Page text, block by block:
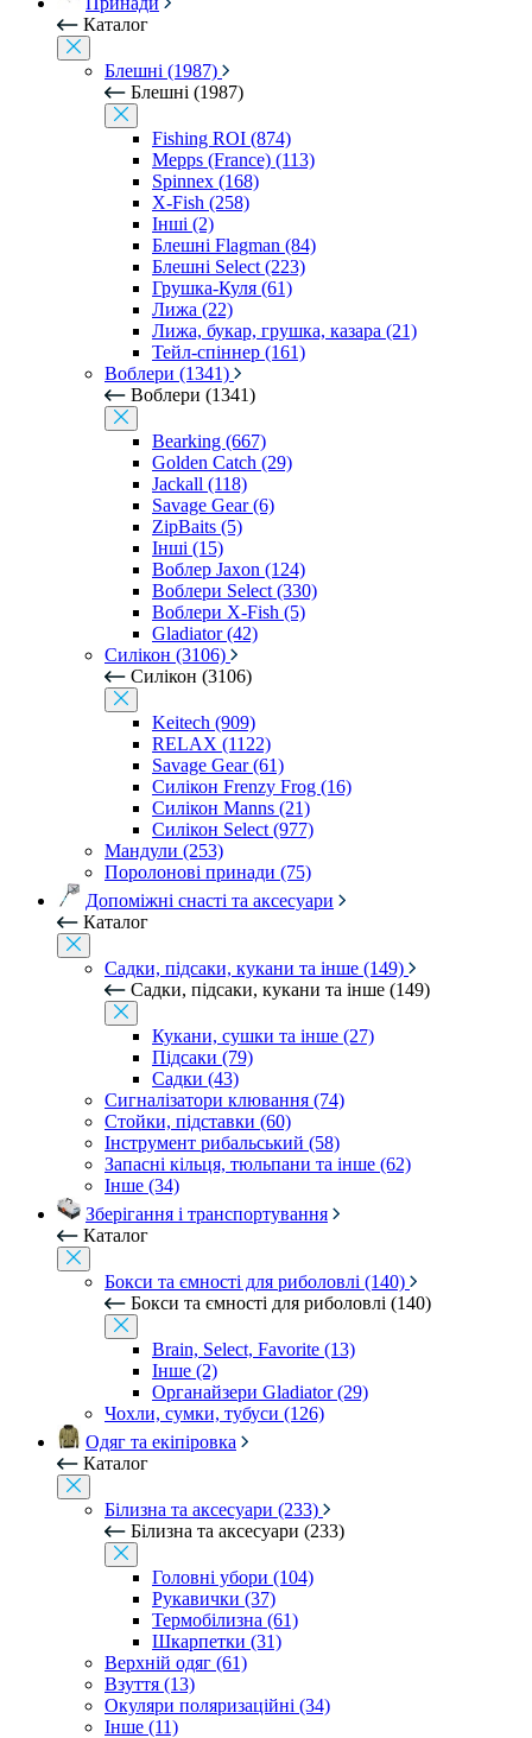
Каталог
Блешні (1987)
Блешні (1987)
Fishing ROI (874)
Mepps (France) (113)
Spinnex (168)
X-Fish (258)
Інші (2)
Блешні Flagman (84)
Блешні Select (223)
Грушка-Куля (61)
Лижа (22)
Лижа, букар, грушка, казара (21)
Тейл-спіннер (161)
Воблери (1341)
Воблери (1341)
Bearking (667)
Golden Catch (29)
Jackall (118)
Savage Gear (6)
ZipBaits (5)
Інші (15)
Воблер Jaxon (124)
Воблери Select (330)
Воблери X-Fish (5)
Gladiator (42)
Силікон (3106)
Силікон (3106)
Keitech (909)
RELAX (1122)
Savage Gear (61)
Силікон Frenzy Frog (16)
Силікон Manns (21)
Силікон Select (977)
Мандули (253)
Поролонові принади (75)
Допоміжні снасті та аксесуари
Каталог
Садки, підсаки, кукани та інше (149)
Садки, підсаки, кукани та інше (149)
Кукани, сушки та інше (27)
Підсаки (79)
Садки (43)
Сигналізатори клювання (74)
Стойки, підставки (60)
Інструмент рибальський (58)
Запасні кільця, тюльпани та інше (62)
Інше (34)
Зберігання і транспортування
Каталог
Бокси та ємності для риболовлі (140)
Бокси та ємності для риболовлі (140)
Brain, Select, Favorite (13)
Інше (2)
Органайзери Gladiator (29)
Чохли, сумки, тубуси (126)
Одяг та екіпіровка
Каталог
Білизна та аксесуари (233)
Білизна та аксесуари (233)
Головні убори (104)
Рукавички (37)
Термобілизна (61)
Шкарпетки (31)
Верхній одяг (61)
Взуття (13)
Окуляри поляризаційні (34)
Інше (11)